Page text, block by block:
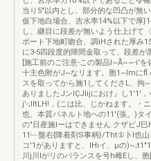
当り5"以内とし、部分的な凹凸が無
仮下地白場合、吉水率14%以下で厚
し、継目に段差が無いよう仕上げて
ポート下地町吻合、調iHされた厚み
に3-5四段度的障間金取って、段差が
[施工前のご注意-この製品I~Ã~~-i'を
十主色附がJ~なリます。胞1~lmに
スを取ってから施1してくださL、拘
ありましたJンIÇJIijにおけ』し1'1'，
j'-;lltLH!，(こは比、じかねます。・
也、本質パネルト地への11'(張。)タ
の"日産施lーはできません.クザピJ巳
11﹂盤右{降着剤S事柄}/Tht①卜I也
コ'1がありますと、lHiイ、μの
川j川lがリのパランスを号h雌Eし、